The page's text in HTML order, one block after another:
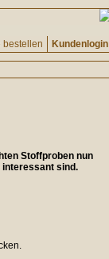
bestellen Kundenlogin
Stoffproben nun
interessant sind.